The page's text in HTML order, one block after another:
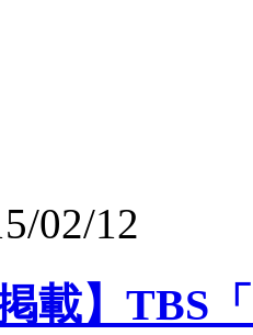
02/12
載】TBS